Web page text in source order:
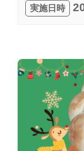
実施日時